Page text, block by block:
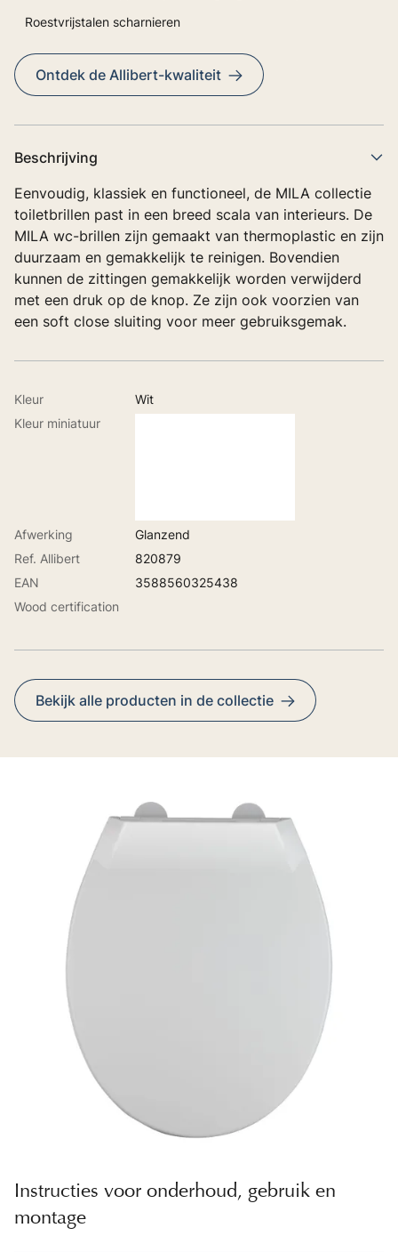
Roestvrijstalen scharnieren
Ontdek de Allibert-kwaliteit
Beschrijving
Eenvoudig, klassiek en functioneel, de MILA collectie
toiletbrillen past in een breed scala van interieurs. De
MILA wc-brillen zijn gemaakt van thermoplastic en zijn
duurzaam en gemakkelijk te reinigen. Bovendien
kunnen de zittingen gemakkelijk worden verwijderd
met een druk op de knop. Ze zijn ook voorzien van
een soft close sluiting voor meer gebruiksgemak.
Kleur
Wit
Kleur miniatuur
Afwerking
Glanzend
Ref. Allibert
820879
EAN
3588560325438
Wood certification
Bekijk alle producten in de collectie
Instructies voor onderhoud, gebruik en
montage